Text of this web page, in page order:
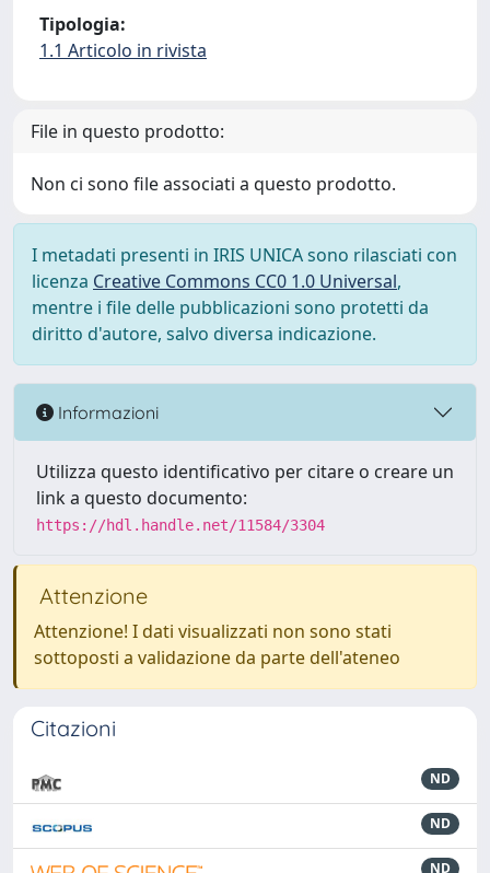
Tipologia:
1.1 Articolo in rivista
File in questo prodotto:
Non ci sono file associati a questo prodotto.
I metadati presenti in IRIS UNICA sono rilasciati con
licenza Creative Commons CC0 1.0 Universal,
mentre i file delle pubblicazioni sono protetti da
diritto d'autore, salvo diversa indicazione.
Informazioni
Utilizza questo identificativo per citare o creare un
link a questo documento:
https://hdl.handle.net/11584/3304
Attenzione
Attenzione! I dati visualizzati non sono stati
sottoposti a validazione da parte dell'ateneo
Citazioni
ND
ND
ND